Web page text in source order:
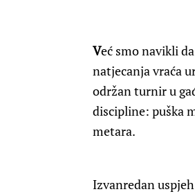
Već smo navikli
natjecanja vraća
održan turnir u
discipline: puška
metara.
Izvanredan